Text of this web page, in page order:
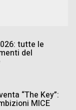
tutte le
del
“The Key”:
MICE